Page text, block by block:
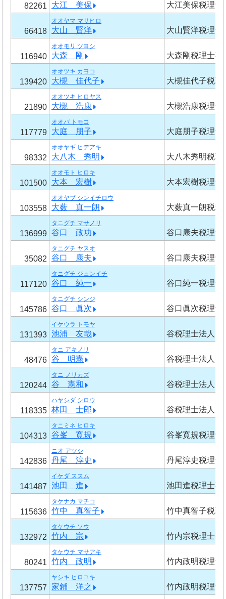
82261 大江 美保 大江美保税理士
66418
オオヤマ マサヒロ
大山 賢洋 大山賢洋税理士
116940
オオモリ ツヨシ
大森 剛 大森剛税理士事
139420
オオツキ カヨコ
大槻 佳代子 大槻佳代子税理
21890
オオツキ ヒロヤス
大槻 浩康 大槻浩康税理士
117779
オオバ トモコ
大庭 朋子 大庭朋子税理士
98332
オオヤギ ヒデアキ
大八木 秀明 大八木秀明税理
101500
オオモト ヒロキ
大本 宏樹 大本宏樹税理士
103558
オオヤブ シンイチロウ
大薮 真一朗 大薮真一朗税理
136999
タニグチ マサノリ
谷口 政功 谷口康夫税理士
35082
タニグチ ヤスオ
谷口 康夫 谷口康夫税理士
117120
タニグチ ジュンイチ
谷口 純一 谷口純一税理士
145786
タニグチ シンジ
谷口 眞次 谷口眞次税理士
131393
イケウラ トモヤ
池浦 友哉 谷税理士法人
48476
タニ アキノリ
谷 明憲 谷税理士法人
120244
タニ ノリカズ
谷 憲和 谷税理士法人
118335
ハヤシダ シロウ
林田 士郎 谷税理士法人
104313
タニミネ ヒロキ
谷峯 寛規 谷峯寛規税理士
142836
ニオ アツシ
丹尾 淳史 丹尾淳史税理士
141487
イケダ ススム
池田 進 池田進税理士事
115636
タケナカ マチコ
竹中 真智子 竹中真智子税理
132972
タケウチ ソウ
竹内 宗 竹内宗税理士事
80241
タケウチ マサアキ
竹内 政明 竹内政明税理士
137757
ヤシキ ヒロユキ
家鋪 洋之 竹内政明税理士